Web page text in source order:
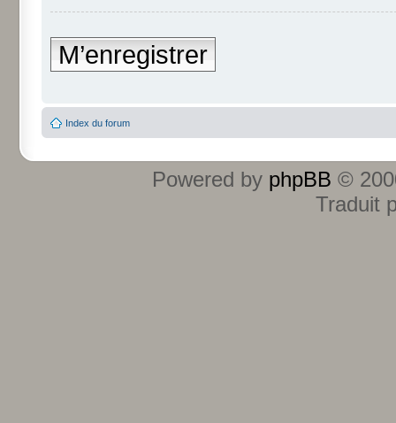
M’enregistrer
Index du forum
Powered by phpBB ©
Traduit